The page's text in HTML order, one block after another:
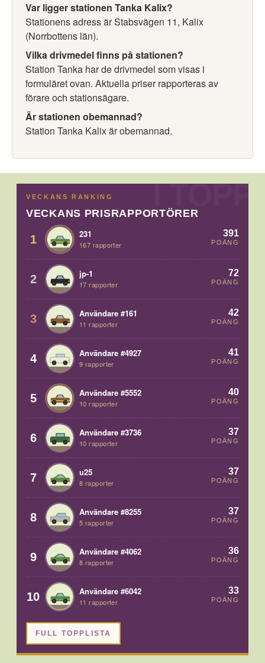
Var ligger stationen Tanka Kalix?
Stationens adress är Stabsvägen 11, Kalix
(Norrbottens län).
Vilka drivmedel finns på stationen?
Station Tanka har de drivmedel som visas i
formuläret ovan. Aktuella priser rapporteras av
förare och stationsägare.
Är stationen obemannad?
Station Tanka Kalix är obemannad.
VECKANS RANKING
VECKANS PRISRAPPORTÖRER
1 231
167 rapporter
391
POÄNG
2 jp-1
17 rapporter
72
POÄNG
3 Användare #161
11 rapporter
42
POÄNG
4 Användare #4927
9 rapporter
41
POÄNG
5 Användare #5552
10 rapporter
40
POÄNG
6 Användare #3736
10 rapporter
37
POÄNG
7 u25
8 rapporter
37
POÄNG
8 Användare #8255
5 rapporter
37
POÄNG
9 Användare #4062
8 rapporter
36
POÄNG
10 Användare #6042
11 rapporter
33
POÄNG
FULL TOPPLISTA